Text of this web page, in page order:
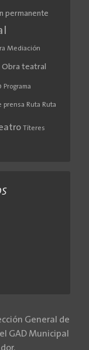
permanente
Mediación
Obra teatral
Programa
prensa Ruta Ruta
Títeres
General de
GAD Municipal